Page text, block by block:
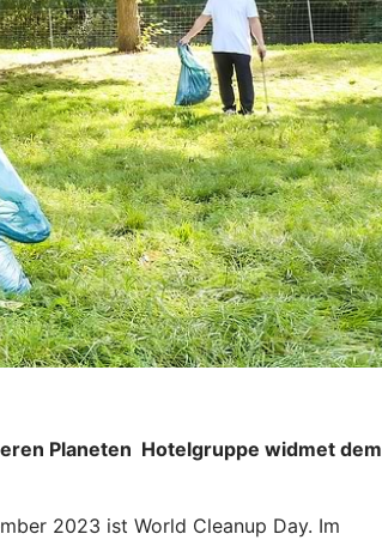
Planeten Hotelgruppe widmet dem
2023 ist World Cleanup Day. Im